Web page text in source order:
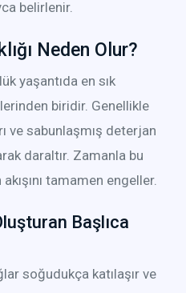
belirlenir.
Neden Olur?
yaşantıda en sık
biridir. Genellikle
ve sabunlaşmış deterjan
daraltır. Zamanla bu
tamamen engeller.
Başlıca
soğudukça katılaşır ve